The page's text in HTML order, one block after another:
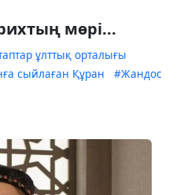
мөрі...
ұлттық ор­талығы
сыйлаған Құра­н
#Жандос